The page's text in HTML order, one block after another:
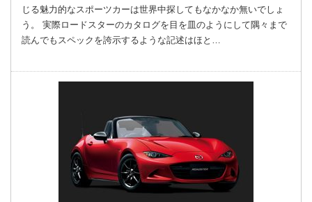
じる魅力的なスポーツカーは世界中探してもなかなか無いでしょ
う。 実際ロードスターのカタログを目を皿のようにして隅々まで
読んでもスペックを誇示するような記述はほと…